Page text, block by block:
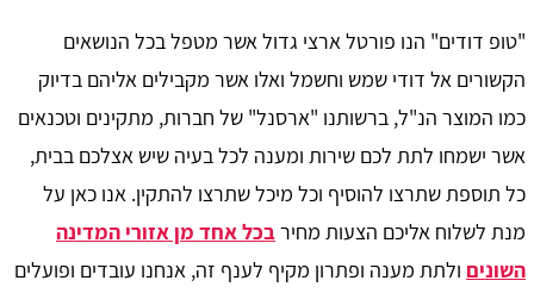
"טופ דודים" הנו פורטל ארצי גדול אשר מטפל בכל הנושאים
הקשורים אל דודי שמש וחשמל ואלו אשר מקבילים אליהם בדיוק
כמו המוצר הנ"ל, ברשותנו "ארסנל" של חברות, מתקינים וטכנאים
אשר ישמחו לתת לכם שירות ומענה לכל בעיה שיש אצלכם בבית,
כל תוספת שתרצו להוסיף וכל מיכל שתרצו להתקין. אנו כאן על
מנת לשלוח אליכם הצעות מחירבכל אחד מן אזורי המדינה
השונים ולתת מענה ופתרון מקיף לענף זה, אנחנו עובדים ופועלים